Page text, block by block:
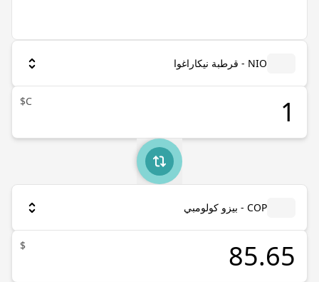
NIO - قرطبة نيكاراغوا
C$
COP - بيزو كولومبي
$